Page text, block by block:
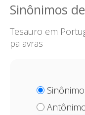
Sinônimos
Tesauro em
palavras
Sinônimo